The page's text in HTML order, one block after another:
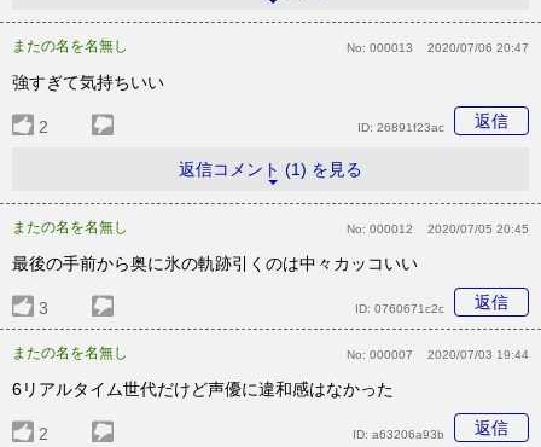
またの名を名無し No: 000013 2020/07/06 20:47
強すぎて気持ちいい
2 返信
ID: 26891f23ac
返信コメント (1) を見る
またの名を名無し No: 000012 2020/07/05 20:45
最後の手前から奥に氷の軌跡引くのは中々カッコいい
3 返信
ID: 0760671c2c
またの名を名無し No: 000007 2020/07/03 19:44
6リアルタイム世代だけど声優に違和感はなかった
2 返信
ID: a63206a93b